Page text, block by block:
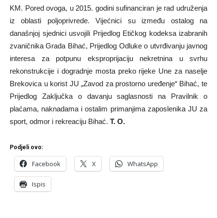
KM. Pored ovoga, u 2015. godini sufinanciran je rad udruženja
iz oblasti poljoprivrede. Vijećnici su između ostalog na
današnjoj sjednici usvojili Prijedlog Etičkog kodeksa izabranih
zvaničnika Grada Bihać, Prijedlog Odluke o utvrđivanju javnog
interesa za potpunu eksproprijaciju nekretnina u svrhu
rekonstrukcije i dogradnje mosta preko rijeke Une za naselje
Brekovica u korist JU „Zavod za prostorno uređenje“ Bihać, te
Prijedlog Zaključka o davanju saglasnosti na Pravilnik o
plaćama, naknadama i ostalim primanjima zaposlenika JU za
sport, odmor i rekreaciju Bihać. T. O.
Podjeli ovo:
Facebook X WhatsApp
Ispis